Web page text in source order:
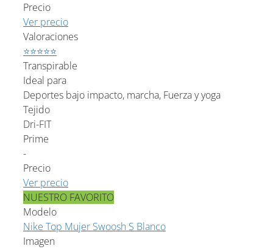
Precio
Ver precio
Valoraciones
⭐⭐⭐⭐⭐
Transpirable
Ideal para
Deportes bajo impacto, marcha, Fuerza y yoga
Tejido
Dri-FIT
Prime
-
Precio
Ver precio
NUESTRO FAVORITO
Modelo
Nike Top Mujer Swoosh S Blanco
Imagen